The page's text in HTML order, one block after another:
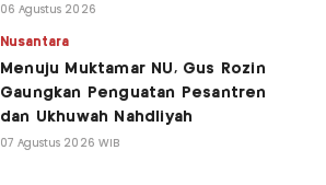
06 Agustus 2026
Nusantara
Menuju Muktamar NU, Gus Rozin
Gaungkan Penguatan Pesantren
dan Ukhuwah Nahdliyah
07 Agustus 2026 WIB